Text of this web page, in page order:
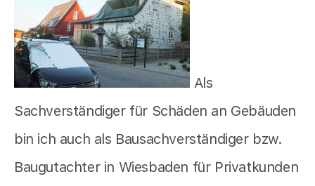
Als
Sachverständiger für Schäden an Gebäuden
bin ich auch als Bausachverständiger bzw.
Baugutachter in Wiesbaden für Privatkunden